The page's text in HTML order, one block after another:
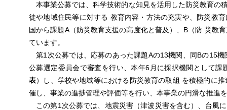
本事業公募では、科学技術的な知見を活用した防災教育の
徒や地域住民等に対する 教育内容・方法の充実や、防災教
国から課題A（防災教育支援の高度化と普及）、B（防 災教
ています。
第1次公募では、応募のあった課題Aの13機関、同Bの15
公募選定委員会で審査を行い、本年6月に採択機関として
表）し、学校や地域等における防災教育の取組 を積極的に
催し、事業の進捗管理や評価等を行い、本事業の円滑な推進
この第1次公募では、地震災害（津波災害を含む）、台風